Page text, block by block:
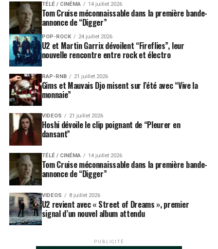
TÉLÉ / CINÉMA 14 juillet 2026
Tom Cruise méconnaissable dans la première bande-
annonce de “Digger”
POP-ROCK 24 juillet 2026
U2 et Martin Garrix dévoilent “Fireflies”, leur
nouvelle rencontre entre rock et électro
RAP-RNB 21 juillet 2026
Gims et Mauvais Djo misent sur l’été avec “Vive la
monnaie”
VIDEOS 21 juillet 2026
Hoshi dévoile le clip poignant de “Pleurer en
dansant”
TÉLÉ / CINÉMA 14 juillet 2026
Tom Cruise méconnaissable dans la première bande-
annonce de “Digger”
VIDEOS 8 juillet 2026
U2 revient avec « Street of Dreams », premier
signal d’un nouvel album attendu
PUBLICITÉ